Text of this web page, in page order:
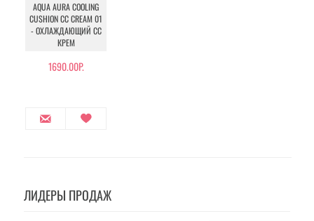
AQUA AURA COOLING
CUSHION CC CREAM 01
- ОХЛАЖДАЮЩИЙ СС
КРЕМ
1690.00Р.
ЛИДЕРЫ ПРОДАЖ